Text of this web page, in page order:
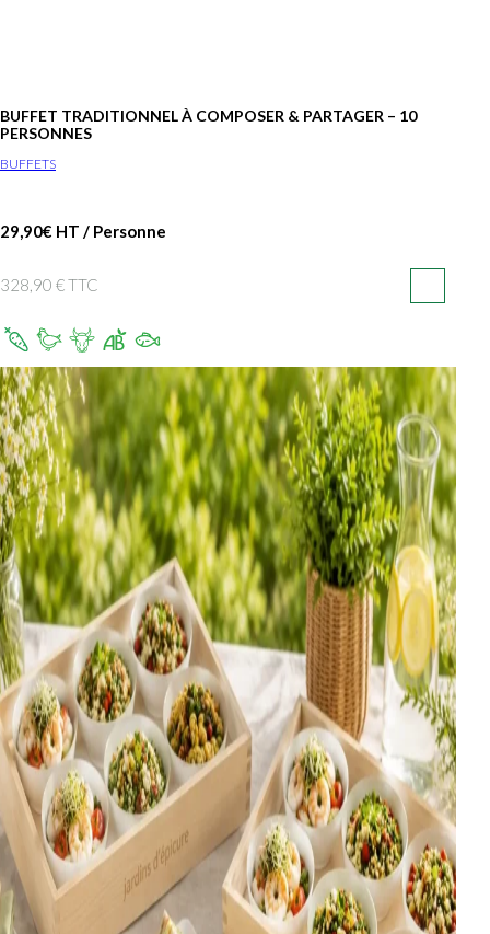
BUFFET TRADITIONNEL À COMPOSER & PARTAGER – 10
PERSONNES
BUFFETS
29,90€ HT / Personne
328,90 € TTC